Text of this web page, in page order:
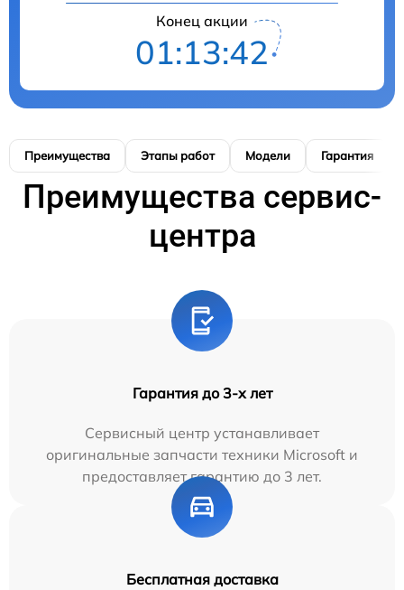
Конец акции
01:13:41
Преимущества Этапы работ Модели Гарантия
Преимущества сервис-
центра
Гарантия до 3-х лет
Сервисный центр устанавливает
оригинальные запчасти техники Microsoft и
предоставляет гарантию до 3 лет.
Бесплатная доставка